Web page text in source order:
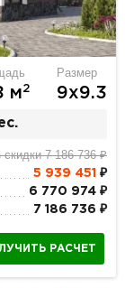
м2
Размер
9х9.3
скидки 7 186 736 ₽
5 939 451 ₽
6 770 974 ₽
7 186 736 ₽
РАСЧЕТ